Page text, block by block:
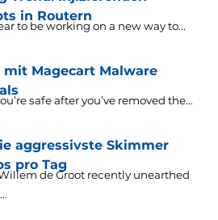
in Routern
to be working on a new way to...
Magecart Malware
safe after you’ve removed the...
aggressivste Skimmer
pro Tag
de Groot recently unearthed
.